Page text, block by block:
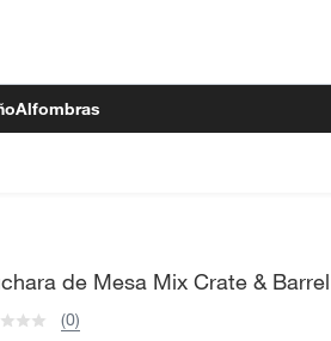
Alfombras
de Mesa Mix Crate & Barrel
(0)